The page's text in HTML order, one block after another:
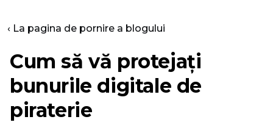
‹ La pagina de pornire a blogului
Cum să vă protejați
bunurile digitale de
piraterie